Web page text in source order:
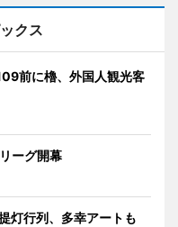
クス
前に櫓、外国人観光客
ーグ開幕
行列、多幸アートも